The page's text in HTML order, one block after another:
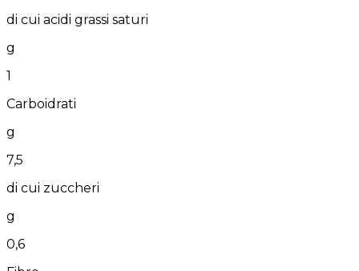
di cui acidi grassi saturi
g
1
Carboidrati
g
7,5
di cui zuccheri
g
0,6